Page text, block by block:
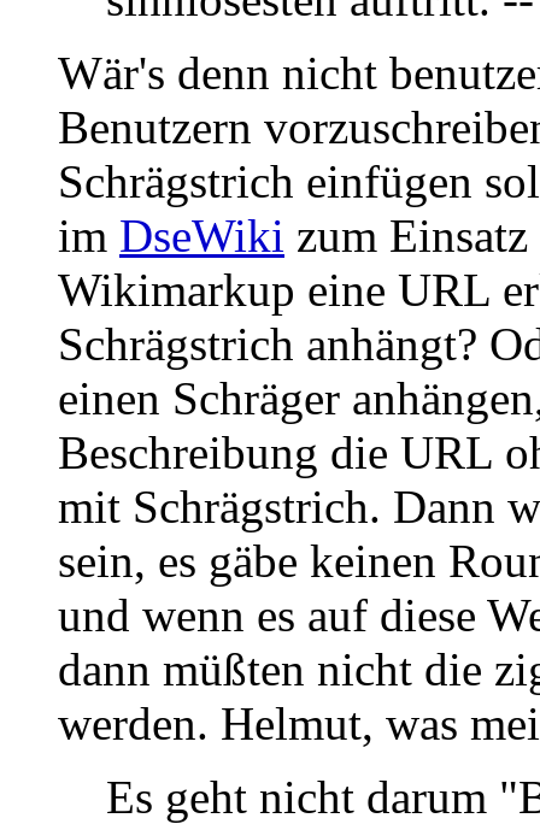
Wär's denn nicht
Benutzern
Schrägstrich einfügen
im DseWiki zum
Wikimarkup eine URL
Schrägstrich anhängt?
einen Schräger
Beschreibung die URL
mit Schrägstrich. Dann
sein, es gäbe keinen
und wenn es auf diese
dann müßten nicht die
werden. Helmut, was
Es geht nicht darum